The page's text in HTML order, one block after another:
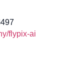
flypix-ai